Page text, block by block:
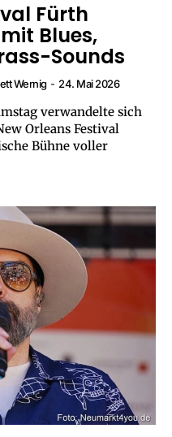
Fürth
Blues,
Sounds
Wernig - 24. Mai 2026
verwandelte sich
Orleans Festival
Bühne voller